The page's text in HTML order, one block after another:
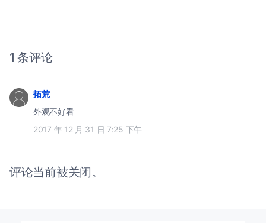
1 条评论
拓荒
外观不好看
2017 年 12 月 31 日 7:25 下午
评论当前被关闭。